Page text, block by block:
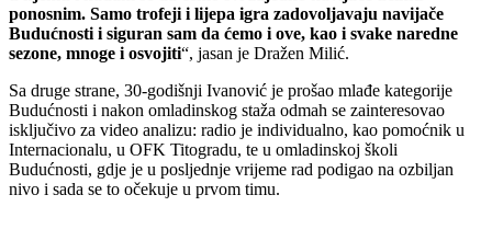
ponosnim. Samo trofeji i lijepa igra zadovoljavaju navijače
Budućnosti i siguran sam da ćemo i ove, kao i svake naredne
sezone, mnoge i osvojiti“, jasan je Dražen Milić.
Sa druge strane, 30-godišnji Ivanović je prošao mlađe kategorije
Budućnosti i nakon omladinskog staža odmah se zainteresovao
isključivo za video analizu: radio je individualno, kao pomoćnik u
Internacionalu, u OFK Titogradu, te u omladinskoj školi
Budućnosti, gdje je u posljednje vrijeme rad podigao na ozbiljan
nivo i sada se to očekuje u prvom timu.